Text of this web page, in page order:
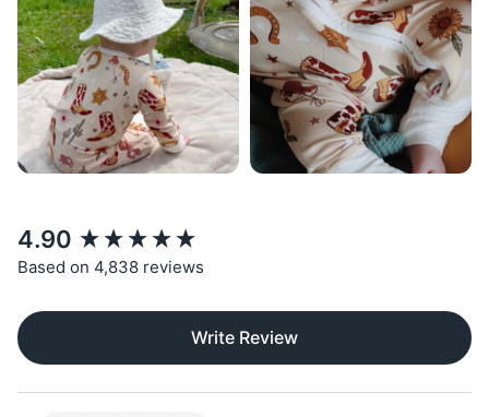
4.90
Based on 4,838 reviews
Write Review
New content loaded